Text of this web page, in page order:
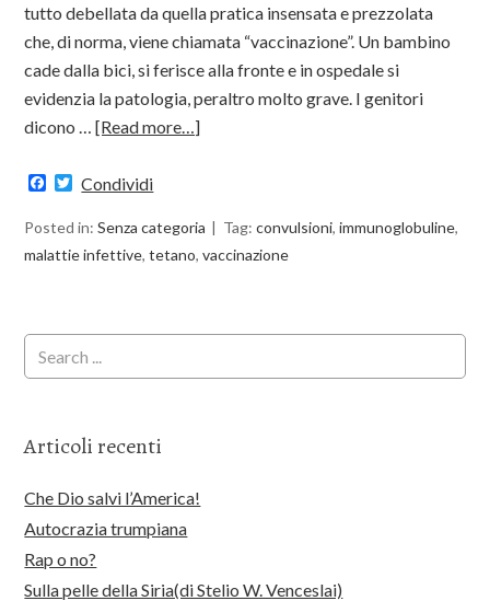
tutto debellata da quella pratica insensata e prezzolata
che, di norma, viene chiamata “vaccinazione”. Un bambino
cade dalla bici, si ferisce alla fronte e in ospedale si
evidenzia la patologia, peraltro molto grave. I genitori
dicono …[Read more…]
Facebook
Twitter
Condividi
Posted in:Senza categoria Tag:convulsioni,immunoglobuline,
malattie infettive,tetano,vaccinazione
Articoli recenti
Che Dio salvi l’America!
Autocrazia trumpiana
Rap o no?
Sulla pelle della Siria(di Stelio W. Venceslai)